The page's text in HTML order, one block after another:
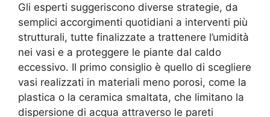
Gli esperti suggeriscono diverse strategie, da
semplici accorgimenti quotidiani a interventi più
strutturali, tutte finalizzate a trattenere l’umidità
nei vasi e a proteggere le piante dal caldo
eccessivo. Il primo consiglio è quello di scegliere
vasi realizzati in materiali meno porosi, come la
plastica o la ceramica smaltata, che limitano la
dispersione di acqua attraverso le pareti